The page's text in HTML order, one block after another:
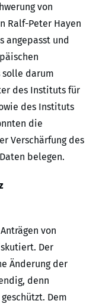
von
Ralf-Peter Hayen
angepasst und
solle darum
des Instituts für
des Instituts
die
Verschärfung des
belegen.
von
Der
Änderung der
denn
Dem